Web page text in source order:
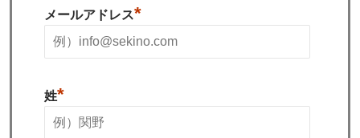
メールアドレス*
姓*